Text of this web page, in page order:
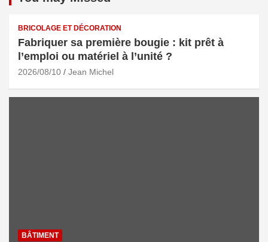
BRICOLAGE ET DÉCORATION
Fabriquer sa première bougie : kit prêt à
l’emploi ou matériel à l’unité ?
2026/08/10 Jean Michel
BÂTIMENT